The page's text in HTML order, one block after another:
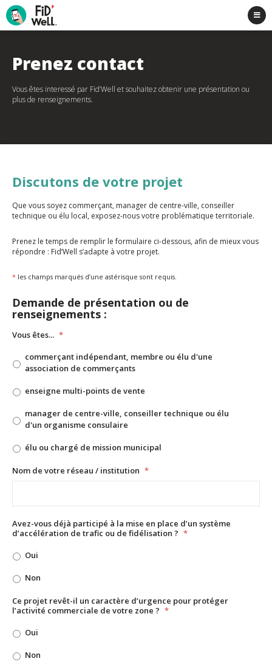
Prenez contact
Vous êtes interessé par Fid’Well et souhaitez obtenir une présentation ou
plus de renseignements.
Discutons de votre projet
Que vous soyez commerçant, manager de centre-ville, conseiller
technique ou élu local, exposez-nous votre problématique territoriale.
Prenez le temps de remplir le formulaire ci-dessous, afin de mieux vous
répondre : Fid’Well s’adapte à votre projet.
* les champs marqués d’une astérisque sont requis.
Demande de présentation ou de
renseignements :
Vous êtes... *
commerçant indépendant, membre ou élu d'une
association de commerçants
enseigne multi-points de vente
manager de centre-ville, conseiller technique ou élu
d'un organisme consulaire
élu ou chargé de mission municipal
Nom de votre réseau / institution *
Avez-vous déjà participé à la mise en place d’un système
d’accélération de trafic ou de fidélisation ? *
Oui
Non
Ce projet revêt-il un caractère d’urgence pour protéger
l’activité commerciale de votre zone ? *
Oui
Non